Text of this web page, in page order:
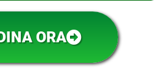
ORA